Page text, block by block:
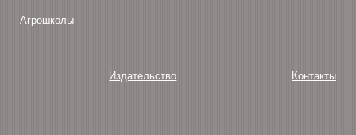
Агрошколы
Издательство Контакты